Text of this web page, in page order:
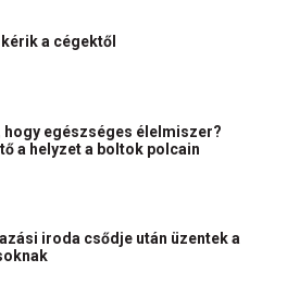
a cégektől
hogy egészséges élelmiszer?
a helyzet a boltok polcain
iroda csődje után üzentek a